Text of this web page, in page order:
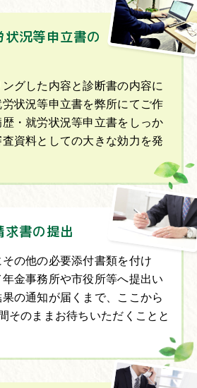
状況等申立書の
グした内容と診断書の内容に
状況等申立書を弊所にてご作
・就労状況等申立書をしっか
資料としての大きな効力を発
求書の提出
の他の必要添付書類を付け
金事務所や市役所等へ提出い
の通知が届くまで、ここから
そのままお待ちいただくことと